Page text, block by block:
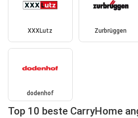
XXXLutz Zurbrüggen
dodenhof
Top 10 beste CarryHome